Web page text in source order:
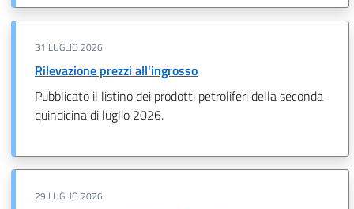
31 LUGLIO 2026
Rilevazione prezzi all'ingrosso
Pubblicato il listino dei prodotti petroliferi della seconda
quindicina di luglio 2026.
29 LUGLIO 2026